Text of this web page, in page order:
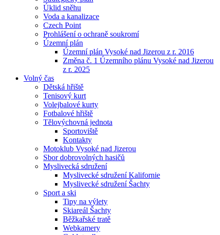
Úklid sněhu
Voda a kanalizace
Czech Point
Prohlášení o ochraně soukromí
Územní plán
Územní plán Vysoké nad Jizerou z r. 2016
Změna č. 1 Územního plánu Vysoké nad Jizerou
z r. 2025
Volný čas
Dětská hřiště
Tenisový kurt
Volejbalové kurty
Fotbalové hřiště
Tělovýchovná jednota
Sportoviště
Kontakty
Motoklub Vysoké nad Jizerou
Sbor dobrovolných hasičů
Myslivecká sdružení
Myslivecké sdružení Kalifornie
Myslivecké sdružení Šachty
Sport a ski
Tipy na výlety
Skiareál Šachty
Běžkařské tratě
Webkamery